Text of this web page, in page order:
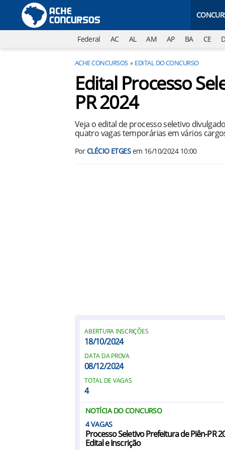
Federal AC AL AM AP BA CE
ACHE CONCURSOS EDITAL DO CONCURSO
Edital Processo
PR 2024
Veja o edital de processo seletivo
quatro vagas temporárias em vários
PorCLÉCIO ETGESem 16/10/2024 10:00
ABERTURA INSCRIÇÕES
18/10/2024
DATA DA PROVA
08/12/2024
TOTAL DE VAGAS
4
NOTÍCIA DO CONCURSO
4
Processo Seletivo Prefeitura de Piên-PR
Edital e Inscrição